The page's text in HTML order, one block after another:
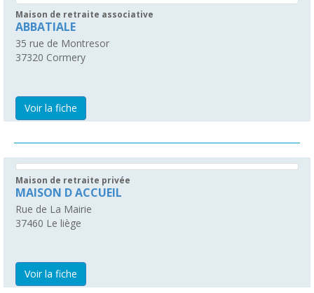
Maison de retraite associative
ABBATIALE
35 rue de Montresor
37320 Cormery
Voir la fiche
Maison de retraite privée
MAISON D ACCUEIL
Rue de La Mairie
37460 Le liège
Voir la fiche